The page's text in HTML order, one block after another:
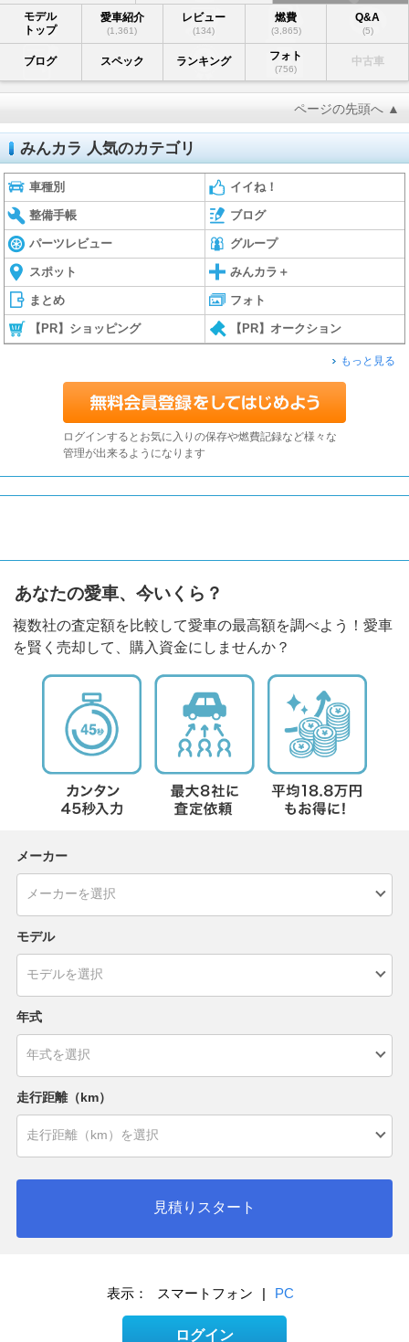
モデル
トップ
愛車紹介
(1,361)
レビュー
(134)
燃費
(3,865)
Q&A
(5)
ブログ スペック ランキング フォト
(756)
中古車
ページの先頭へ ▲
みんカラ 人気のカテゴリ
車種別 イイね！
整備手帳 ブログ
パーツレビュー グループ
スポット みんカラ＋
まとめ フォト
【PR】ショッピング 【PR】オークション
もっと見る
ログインするとお気に入りの保存や燃費記録など様々な
管理が出来るようになります
あなたの愛車、今いくら？
複数社の査定額を比較して愛車の最高額を調べよう！愛車
を賢く売却して、購入資金にしませんか？
メーカー
モデル
年式
走行距離（km）
見積りスタート
表示： スマートフォン | PC
ログイン